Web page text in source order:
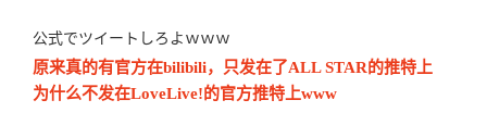
公式でツイートしろよｗｗｗ
原来真的有官方在bilibili，只发在了ALL STAR的推特上
为什么不发在LoveLive!的官方推特上www